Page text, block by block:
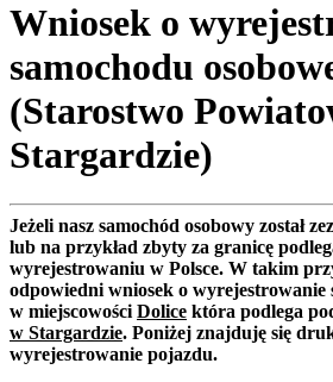
Wniosek o
samochodu
(Starostwo
Stargardzie)
Jeżeli nasz samochód osobowy został
lub na przykład zbyty za granicę
wyrejestrowaniu w Polsce. W takim
odpowiedni wniosek o wyrejestrowanie
w miejscowości Dolice która podlega
w Stargardzie. Poniżej znajduję się
wyrejestrowanie pojazdu.